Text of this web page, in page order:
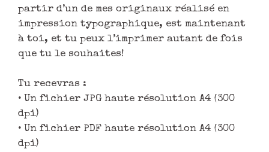
partir d’un de mes originaux réalisé en
impression typographique, est maintenant
à toi, et tu peux l’imprimer autant de fois
que tu le souhaites!
Tu recevras :
• Un fichier JPG haute résolution A4 (300
dpi)
• Un fichier PDF haute résolution A4 (300
dpi)